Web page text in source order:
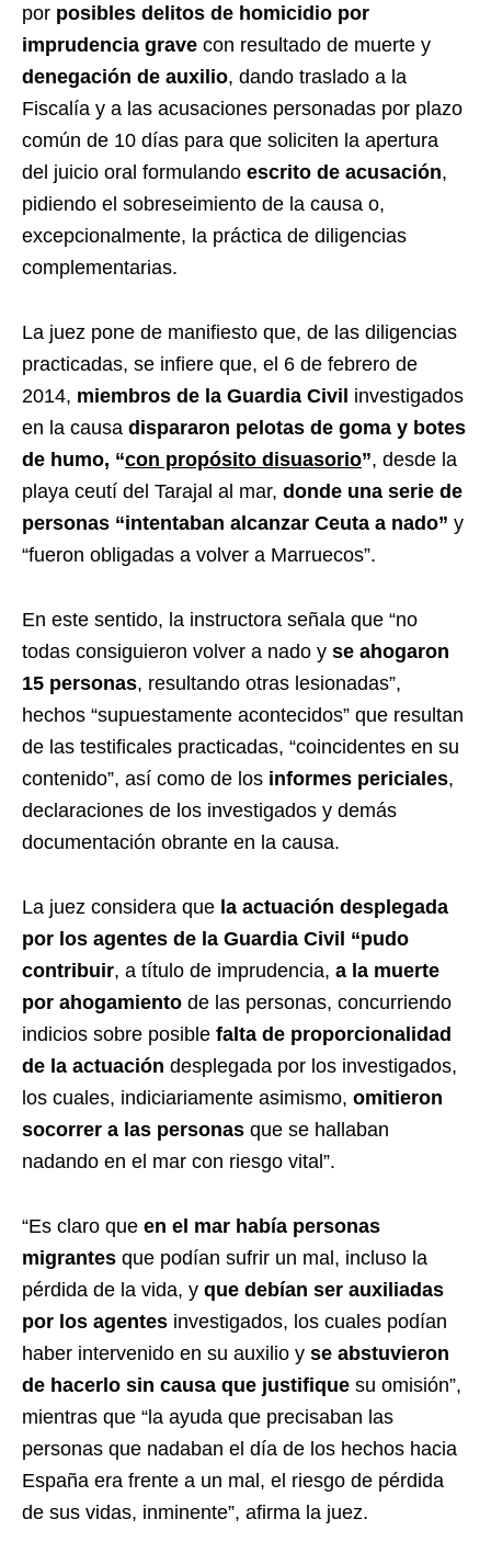
por posibles delitos de homicidio por
imprudencia grave con resultado de muerte y
denegación de auxilio, dando traslado a la
Fiscalía y a las acusaciones personadas por plazo
común de 10 días para que soliciten la apertura
del juicio oral formulando escrito de acusación,
pidiendo el sobreseimiento de la causa o,
excepcionalmente, la práctica de diligencias
complementarias.
La juez pone de manifiesto que, de las diligencias
practicadas, se infiere que, el 6 de febrero de
2014, miembros de la Guardia Civil investigados
en la causa dispararon pelotas de goma y botes
de humo, “con propósito disuasorio”, desde la
playa ceutí del Tarajal al mar, donde una serie de
personas “intentaban alcanzar Ceuta a nado” y
“fueron obligadas a volver a Marruecos”.
En este sentido, la instructora señala que “no
todas consiguieron volver a nado y se ahogaron
15 personas, resultando otras lesionadas”,
hechos “supuestamente acontecidos” que resultan
de las testificales practicadas, “coincidentes en su
contenido”, así como de los informes periciales,
declaraciones de los investigados y demás
documentación obrante en la causa.
La juez considera que la actuación desplegada
por los agentes de la Guardia Civil “pudo
contribuir, a título de imprudencia, a la muerte
por ahogamiento de las personas, concurriendo
indicios sobre posible falta de proporcionalidad
de la actuación desplegada por los investigados,
los cuales, indiciariamente asimismo, omitieron
socorrer a las personas que se hallaban
nadando en el mar con riesgo vital”.
“Es claro que en el mar había personas
migrantes que podían sufrir un mal, incluso la
pérdida de la vida, y que debían ser auxiliadas
por los agentes investigados, los cuales podían
haber intervenido en su auxilio y se abstuvieron
de hacerlo sin causa que justifique su omisión”,
mientras que “la ayuda que precisaban las
personas que nadaban el día de los hechos hacia
España era frente a un mal, el riesgo de pérdida
de sus vidas, inminente”, afirma la juez.